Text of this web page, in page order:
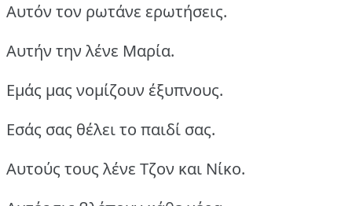
Αυτόν τον ρωτάνε ερωτήσεις.
Αυτήν την λένε Μαρία.
Εμάς μας νομίζουν έξυπνους.
Εσάς σας θέλει το παιδί σας.
Αυτούς τους λένε Τζον και Νίκο.